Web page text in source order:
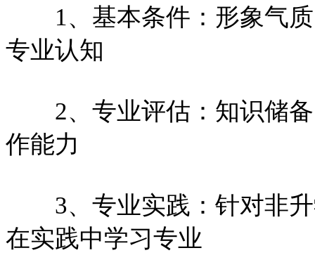
1、基本条件：形象气质
专业认知
2、专业评估：知识储备
作能力
3、专业实践：针对非升
在实践中学习专业